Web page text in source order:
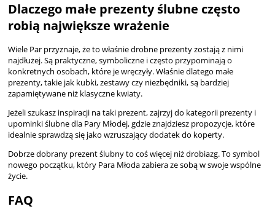
Dlaczego małe prezenty ślubne często
robią największe wrażenie
Wiele Par przyznaje, że to właśnie drobne prezenty zostają z nimi
najdłużej. Są praktyczne, symboliczne i często przypominają o
konkretnych osobach, które je wręczyły. Właśnie dlatego małe
prezenty, takie jak kubki, zestawy czy niezbędniki, są bardziej
zapamiętywane niż klasyczne kwiaty.
Jeżeli szukasz inspiracji na taki prezent, zajrzyj do kategorii prezenty i
upominki ślubne dla Pary Młodej, gdzie znajdziesz propozycje, które
idealnie sprawdzą się jako wzruszający dodatek do koperty.
Dobrze dobrany prezent ślubny to coś więcej niż drobiazg. To symbol
nowego początku, który Para Młoda zabiera ze sobą w swoje wspólne
życie.
FAQ